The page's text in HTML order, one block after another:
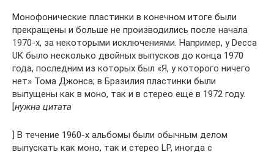
Монофонические пластинки в конечном итоге были
прекращены и больше не производились после начала
1970-х, за некоторыми исключениями. Например, у Decca
UK было несколько двойных выпусков до конца 1970
года, последним из которых был «Я, у которого ничего
нет» Тома Джонса; в Бразилия пластинки были
выпущены как в моно, так и в стерео еще в 1972 году.
[нужна цитата
] В течение 1960-х альбомы были обычным делом
выпускать как моно, так и стерео LP, иногда с